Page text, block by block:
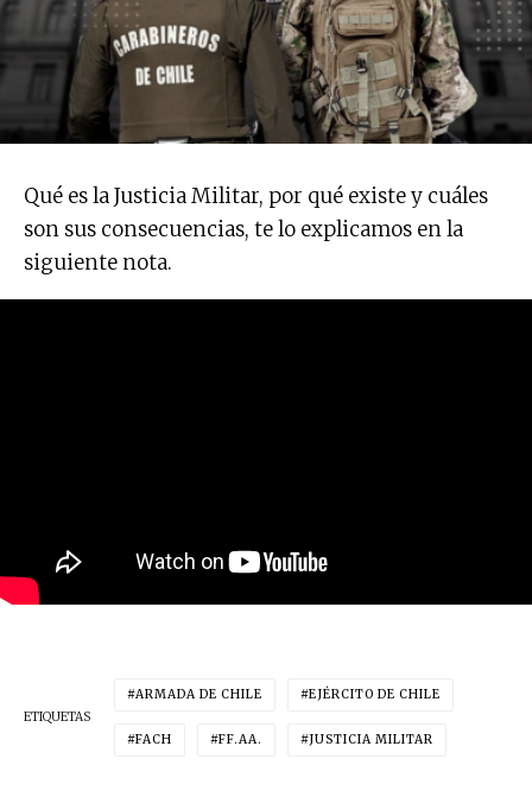
Qué es la Justicia Militar, por qué existe y cuáles
son sus consecuencias, te lo explicamos en la
siguiente nota.
ETIQUETAS
ARMADA DE CHILE EJÉRCITO DE CHILE
FACH FF.AA. JUSTICIA MILITAR